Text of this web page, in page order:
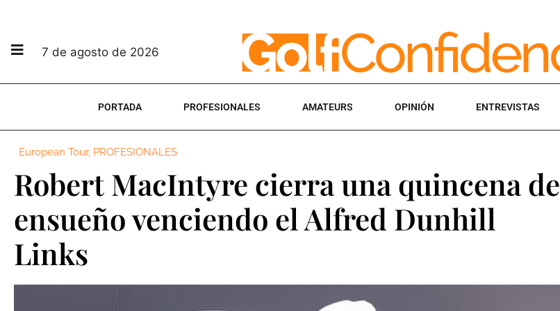
7 de agosto de 2026
PORTADA PROFESIONALES AMATEURS OPINIÓN ENTREVISTAS
European Tour, PROFESIONALES
Robert MacIntyre cierra una quincena de
ensueño venciendo el Alfred Dunhill
Links